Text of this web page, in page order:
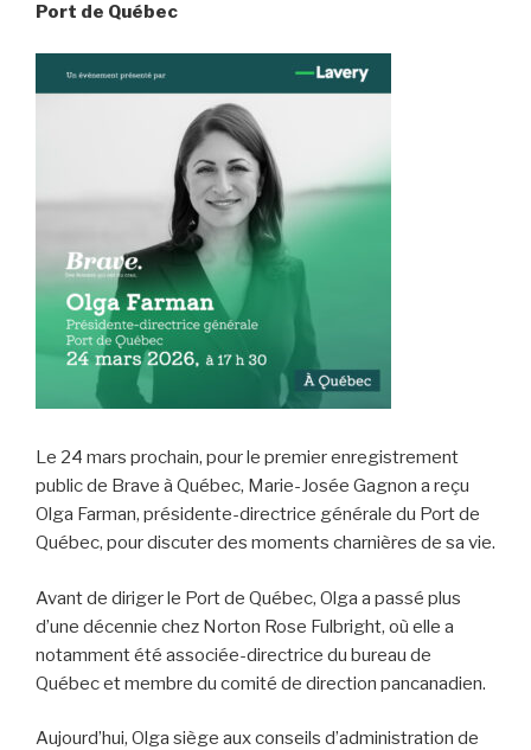
Port de Québec
Le 24 mars prochain, pour le premier enregistrement
public de Brave à Québec, Marie-Josée Gagnon a reçu
Olga Farman, présidente-directrice générale du Port de
Québec, pour discuter des moments charnières de sa vie.
Avant de diriger le Port de Québec, Olga a passé plus
d’une décennie chez Norton Rose Fulbright, où elle a
notamment été associée-directrice du bureau de
Québec et membre du comité de direction pancanadien.
Aujourd’hui, Olga siège aux conseils d’administration de